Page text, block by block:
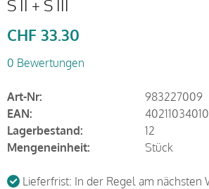
S II + S III
CHF 33.30
0 Bewertungen
Art-Nr:
983227009
EAN:
Lagerbestand:
12
Mengeneinheit:
Stück
Lieferfrist: In der Regel am nächsten